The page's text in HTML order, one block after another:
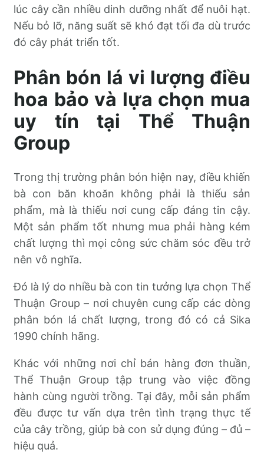
lúc cây cần nhiều dinh dưỡng nhất để nuôi hạt.
Nếu bỏ lỡ, năng suất sẽ khó đạt tối đa dù trước
đó cây phát triển tốt.
Phân bón lá vi lượng điều
hoa bảo và lựa chọn mua
uy tín tại Thể Thuận
Group
Trong thị trường phân bón hiện nay, điều khiến
bà con băn khoăn không phải là thiếu sản
phẩm, mà là thiếu nơi cung cấp đáng tin cậy.
Một sản phẩm tốt nhưng mua phải hàng kém
chất lượng thì mọi công sức chăm sóc đều trở
nên vô nghĩa.
Đó là lý do nhiều bà con tin tưởng lựa chọn Thể
Thuận Group – nơi chuyên cung cấp các dòng
phân bón lá chất lượng, trong đó có cả Sika
1990 chính hãng.
Khác với những nơi chỉ bán hàng đơn thuần,
Thể Thuận Group tập trung vào việc đồng
hành cùng người trồng. Tại đây, mỗi sản phẩm
đều được tư vấn dựa trên tình trạng thực tế
của cây trồng, giúp bà con sử dụng đúng – đủ –
hiệu quả.